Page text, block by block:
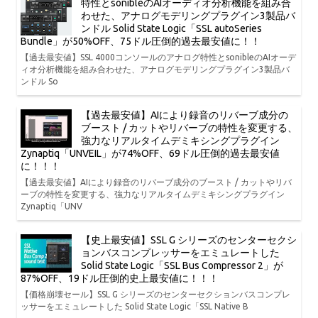
特性とsonibleのAIオーディオ分析機能を組み合
わせた、アナログモデリングプラグイン3製品バ
ンドル Solid State Logic「SSL autoSeries
Bundle」が50%OFF、75ドル圧倒的過去最安値に！！
【過去最安値】SSL 4000コンソールのアナログ特性とsonibleのAIオーデ
ィオ分析機能を組み合わせた、アナログモデリングプラグイン3製品バ
ンドル So
【過去最安値】AIにより録音のリバーブ成分の
ブースト / カットやリバーブの特性を変更する、
強力なリアルタイムデミキシングプラグイン
Zynaptiq「UNVEIL」が74%OFF、69ドル圧倒的過去最安値
に！！！
【過去最安値】AIにより録音のリバーブ成分のブースト / カットやリバ
ーブの特性を変更する、強力なリアルタイムデミキシングプラグイン
Zynaptiq「UNV
【史上最安値】SSL G シリーズのセンターセクシ
ョンバスコンプレッサーをエミュレートした
Solid State Logic「SSL Bus Compressor 2」が
87%OFF、19ドル圧倒的史上最安値に！！！
【価格崩壊セール】SSL G シリーズのセンターセクションバスコンプレ
ッサーをエミュレートした Solid State Logic「SSL Native B